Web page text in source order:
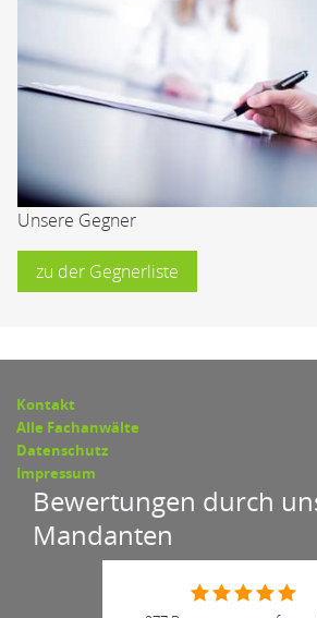
Unsere Gegner
zu der Gegnerliste
Kontakt
Alle Fachanwälte
Datenschutz
Impressum
Bewertungen durch
Mandanten